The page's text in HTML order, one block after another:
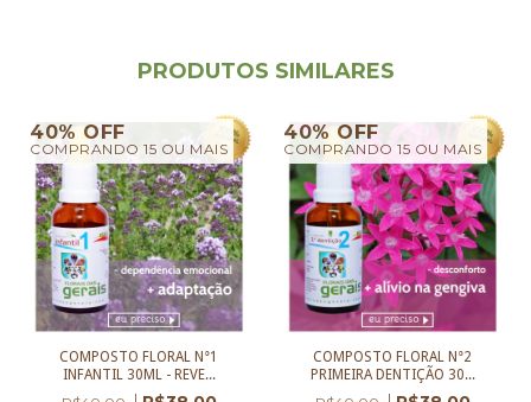
PRODUTOS SIMILARES
40% OFF
COMPRANDO 15 OU MAIS
COMPOSTO FLORAL N°1
INFANTIL 30ML - REVE...
40% OFF
COMPRANDO 15 OU MAIS
COMPOSTO FLORAL N°2
PRIMEIRA DENTIÇÃO 30...